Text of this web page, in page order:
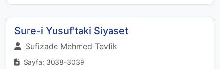
Sure-i Yusuf'taki Siyaset
Sufizade Mehmed Tevfik
Sayfa: 3038-3039